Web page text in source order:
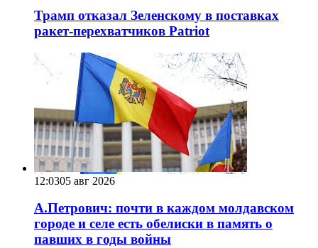
Трамп отказал Зеленскому в поставках
ракет-перехватчиков Patriot
12:0305 авг 2026
А.Петрович: почти в каждом молдавском
городе и селе есть обелиски в память о
павших в годы войны